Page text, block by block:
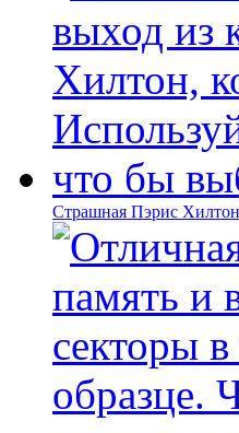
Страшная Пэрис Хилтон